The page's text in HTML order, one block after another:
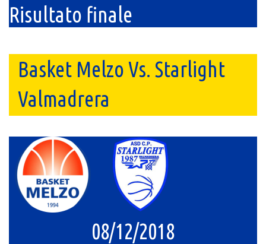
Risultato finale
Basket Melzo Vs. Starlight
Valmadrera
08/12/2018